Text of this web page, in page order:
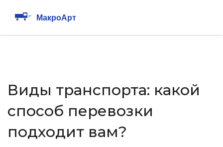
Виды транспорта: какой
способ перевозки
подходит вам?